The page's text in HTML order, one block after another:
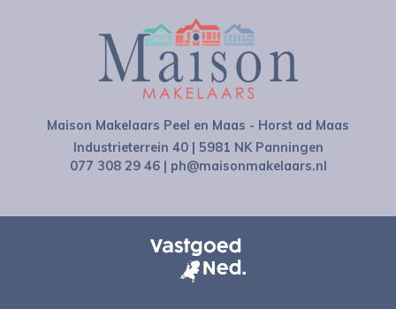
Maison Makelaars Peel en Maas - Horst ad Maas
Industrieterrein 40 | 5981 NK Panningen
077 308 29 46 | ph@maisonmakelaars.nl